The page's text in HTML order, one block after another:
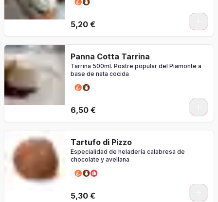
5,20 €
Panna Cotta Tarrina
Tarrina 500ml. Postre popular del Piamonte a
base de nata cocida
6,50 €
Tartufo di Pizzo
Especialidad de heladería calabresa de
chocolate y avellana
5,30 €